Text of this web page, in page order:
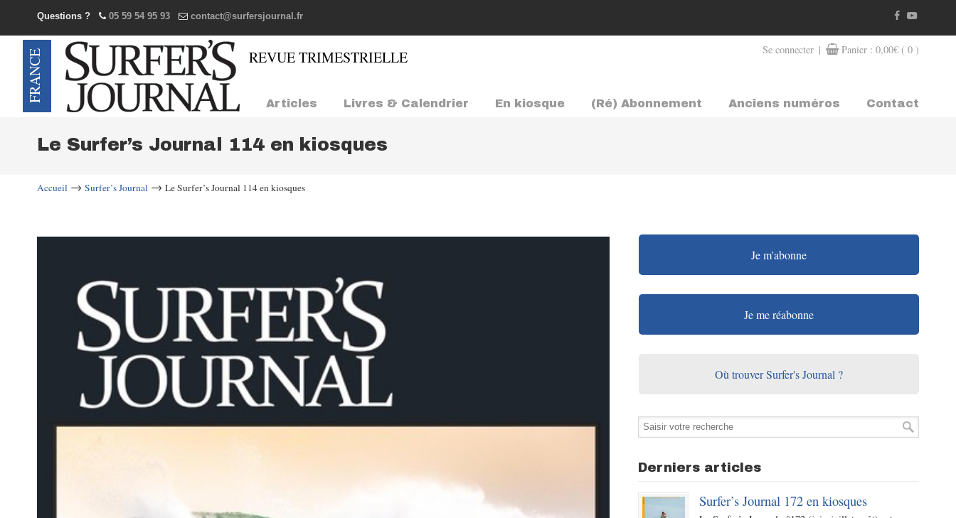
Questions ? 05 59 54 95 93 contact@surfersjournal.fr
Se connecter | Panier : 0,00€ ( 0 )
Articles Livres & Calendrier En kiosque (Ré) Abonnement Anciens numéros Contact
Navigation
Le Surfer’s Journal 114 en kiosques
Accueil → Surfer’s Journal → Le Surfer’s Journal 114 en kiosques
Je m'abonne
Je me réabonne
Où trouver Surfer's Journal ?
Derniers articles
Surfer’s Journal 172 en kiosques